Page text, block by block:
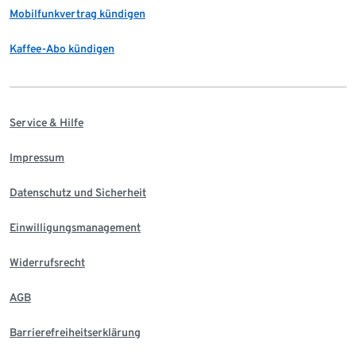
Mobilfunkvertrag kündigen
Kaffee-Abo kündigen
Service & Hilfe
Impressum
Datenschutz und Sicherheit
Einwilligungsmanagement
Widerrufsrecht
AGB
Barrierefreiheitserklärung